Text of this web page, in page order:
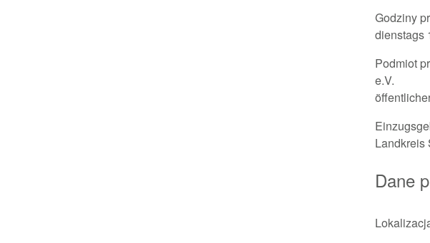
Godziny
dienstags
Podmiot
e.V.
Landkreis
Dane